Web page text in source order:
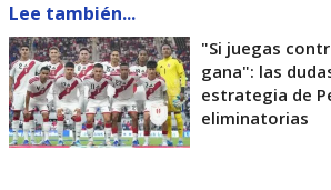
Lee también...
"Si juegas
gana": las
estrategia de
eliminatorias